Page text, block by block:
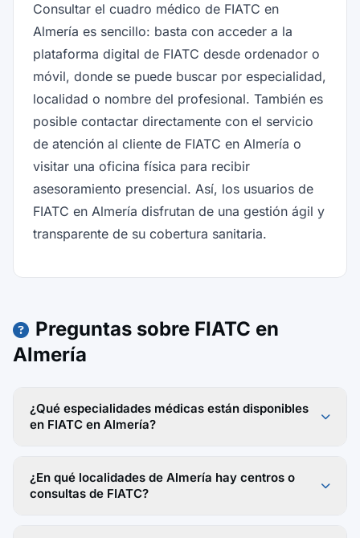
Consultar el cuadro médico de FIATC en
Almería es sencillo: basta con acceder a la
plataforma digital de FIATC desde ordenador o
móvil, donde se puede buscar por especialidad,
localidad o nombre del profesional. También es
posible contactar directamente con el servicio
de atención al cliente de FIATC en Almería o
visitar una oficina física para recibir
asesoramiento presencial. Así, los usuarios de
FIATC en Almería disfrutan de una gestión ágil y
transparente de su cobertura sanitaria.
Preguntas sobre FIATC en
Almería
¿Qué especialidades médicas están disponibles
en FIATC en Almería?
¿En qué localidades de Almería hay centros o
consultas de FIATC?